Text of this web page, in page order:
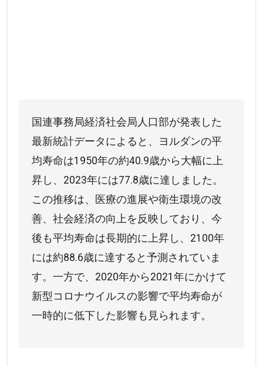
国連事務局経済社会局人口部が発表した
最新統計データによると、ヨルダンの平
均寿命は1950年の約40.9歳から大幅に上
昇し、2023年には77.8歳に達しました。
この推移は、医療の進展や衛生環境の改
善、社会経済の向上を反映しており、今
後も平均寿命は長期的に上昇し、2100年
には約88.6歳に達すると予測されていま
す。一方で、2020年から2021年にかけて
新型コロナウイルスの影響で平均寿命が
一時的に低下した影響も見られます。